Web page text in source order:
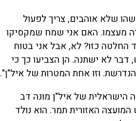
שלא אוהבים, צריך לפעול
מעצמו. האם אני שמח שמקסיקו
החלטה כזו? לא, אבל אני בטוח
לא ישתנה. הן הצביעו כך כי
וזו אחת המטרות של איל"ן".
הישראלית של איל"ן מונה דב
האזורית תמר. הוא נולד